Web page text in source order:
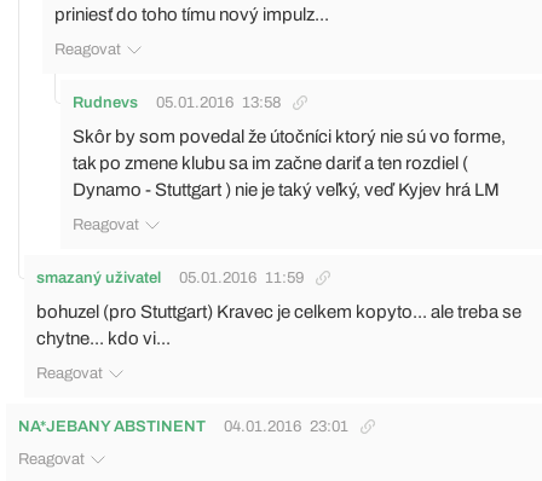
priniesť do toho tímu nový impulz...
Reagovat
Rudnevs 05.01.2016 13:58
Skôr by som povedal že útočníci ktorý nie sú vo forme,
tak po zmene klubu sa im začne dariť a ten rozdiel (
Dynamo - Stuttgart ) nie je taký veľký, veď Kyjev hrá LM
Reagovat
smazaný uživatel 05.01.2016 11:59
bohuzel (pro Stuttgart) Kravec je celkem kopyto... ale treba se
chytne... kdo vi...
Reagovat
NA*JEBANY ABSTINENT 04.01.2016 23:01
Reagovat